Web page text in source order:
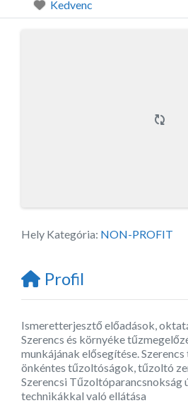
Kedvenc
Hely Kategória: NON-PROFIT
Profil
Ismeretterjesztő előadások,
Szerencs és környéke
munkájának elősegítése.
önkéntes tűzoltóságok, tűzoltó
Szerencsi Tűzoltóparancsnokság
technikákkal való ellátása